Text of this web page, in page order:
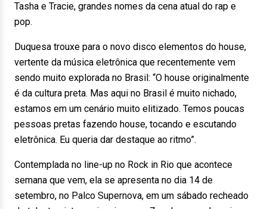
Tasha e Tracie, grandes nomes da cena atual do rap e
pop.
Duquesa trouxe para o novo disco elementos do house,
vertente da música eletrônica que recentemente vem
sendo muito explorada no Brasil: “O house originalmente
é da cultura preta. Mas aqui no Brasil é muito nichado,
estamos em um cenário muito elitizado. Temos poucas
pessoas pretas fazendo house, tocando e escutando
eletrônica. Eu queria dar destaque ao ritmo”.
Contemplada no line-up no Rock in Rio que acontece
semana que vem, ela se apresenta no dia 14 de
setembro, no Palco Supernova, em um sábado recheado